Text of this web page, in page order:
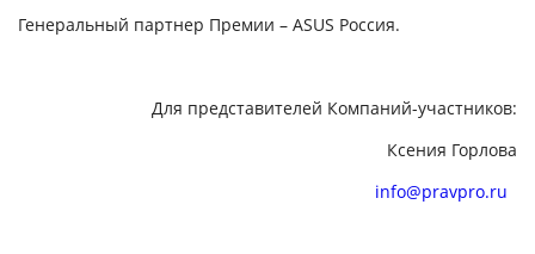
Генеральный партнер Премии – ASUS Россия.
Для представителей Компаний-участников:
Ксения Горлова
info@pravpro.ru